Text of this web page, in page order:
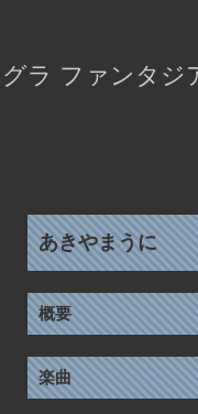
ラ ファンタジ
あきやまうに
概要
楽曲